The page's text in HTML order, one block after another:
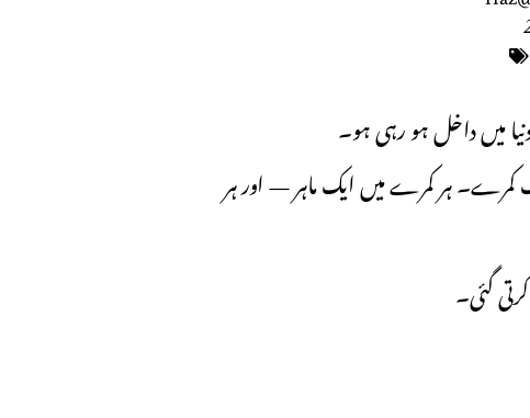
میں داخل ہو رہی ہو۔
ہر کمرے میں ایک ماہر — اور ہر
گئی۔